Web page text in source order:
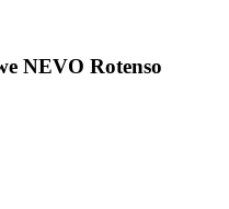
NEVO Rotenso